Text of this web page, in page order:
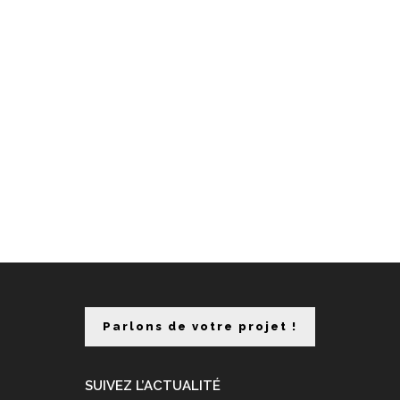
Parlons de votre projet !
SUIVEZ L’ACTUALITÉ